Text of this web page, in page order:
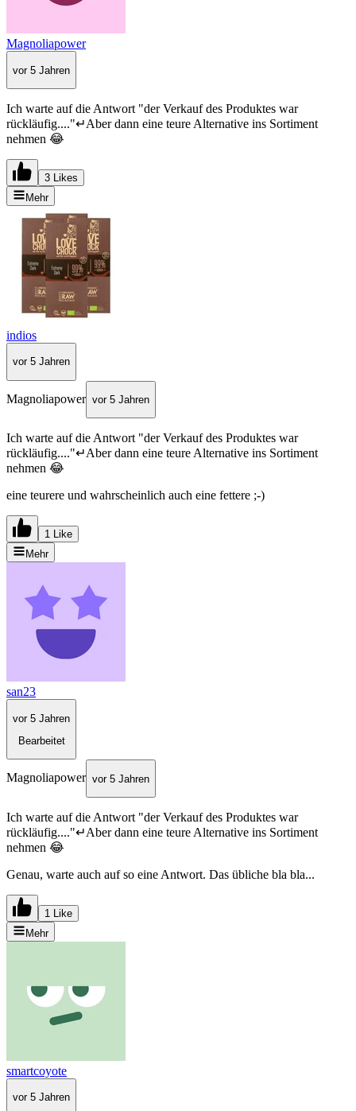
Magnoliapower
vor 5 Jahren
Ich warte auf die Antwort "der Verkauf des Produktes war
rückläufig...."↵Aber dann eine teure Alternative ins Sortiment
nehmen 😂
3 Likes
Mehr
indios
vor 5 Jahren
Magnoliapower vor 5 Jahren
Ich warte auf die Antwort "der Verkauf des Produktes war
rückläufig...."↵Aber dann eine teure Alternative ins Sortiment
nehmen 😂
eine teurere und wahrscheinlich auch eine fettere ;-)
1 Like
Mehr
san23
vor 5 Jahren
Bearbeitet
Magnoliapower vor 5 Jahren
Ich warte auf die Antwort "der Verkauf des Produktes war
rückläufig...."↵Aber dann eine teure Alternative ins Sortiment
nehmen 😂
Genau, warte auch auf so eine Antwort. Das übliche bla bla...
1 Like
Mehr
smartcoyote
vor 5 Jahren